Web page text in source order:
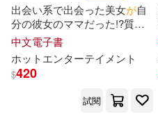
出会い系で出会った美女が自
分の彼女のママだった!?質問
攻めにあったあげく折角
とおち〇ぽの具合まで調
れることに・・・! 完全版 (電
子書)
中文電子書
ホットエンターテイメント
$420
試閱